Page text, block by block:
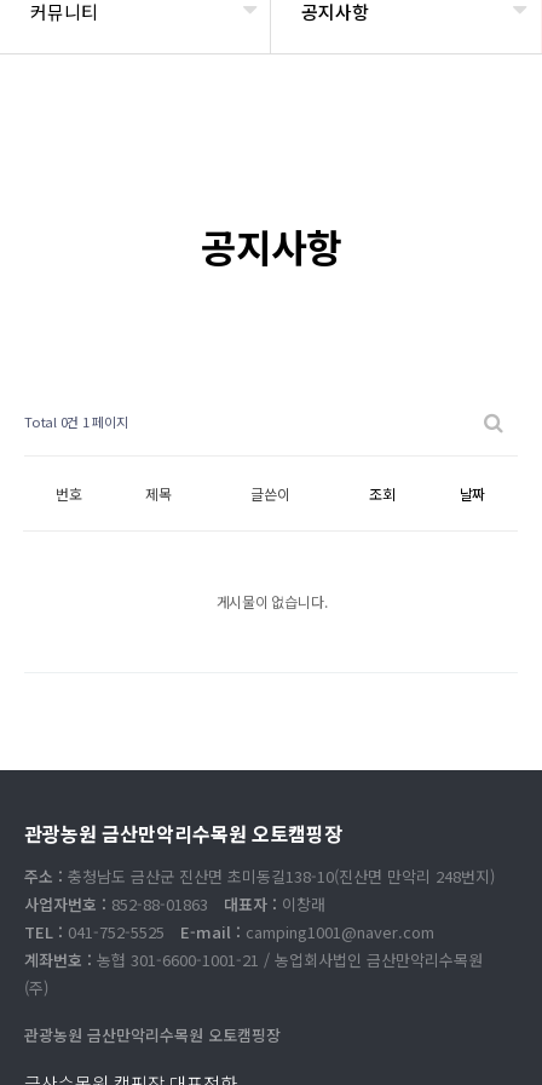
커뮤니티 공지사항
공지사항
Total 0건 1 페이지
번호 제목 글쓴이 조회 날짜
게시물이 없습니다.
관광농원 금산만악리수목원 오토캠핑장
주소 : 충청남도 금산군 진산면 초미동길138-10(진산면 만악리 248번지)
사업자번호 : 852-88-01863 대표자 : 이창래
TEL : 041-752-5525 E-mail : camping1001@naver.com
계좌번호 : 농협 301-6600-1001-21 / 농업회사법인 금산만악리수목원
(주)
관광농원 금산만악리수목원 오토캠핑장